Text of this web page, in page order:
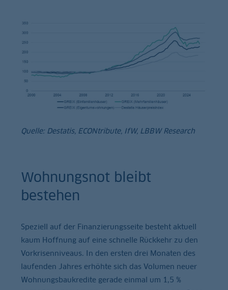
Quelle: Destatis, ECONtribute, IfW, LBBW Research
Wohnungsnot bleibt
bestehen
Speziell auf der Finanzierungsseite besteht aktuell
kaum Hoffnung auf eine schnelle Rückkehr zu den
Vorkrisenniveaus. In den ersten drei Monaten des
laufenden Jahres erhöhte sich das Volumen neuer
Wohnungsbaukredite gerade einmal um 1,5 %